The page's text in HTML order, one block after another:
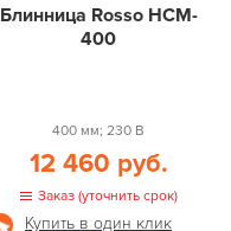
Блинница Rosso HCM-
400
400 мм; 230 В
12 460 руб.
Заказ (уточнить срок)
Купить в один клик